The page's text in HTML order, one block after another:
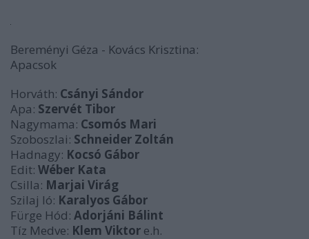
Bereményi Géza - Kovács Krisztina:
Apacsok
Horváth: Csányi Sándor
Apa: Szervét Tibor
Nagymama: Csomós Mari
Szoboszlai: Schneider Zoltán
Hadnagy: Kocsó Gábor
Edit: Wéber Kata
Csilla: Marjai Virág
Szilaj ló: Karalyos Gábor
Fürge Hód: Adorjáni Bálint
Tíz Medve: Klem Viktor e.h.